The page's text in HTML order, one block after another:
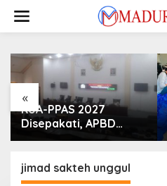
konten
«
KUA-PPAS 2027
Disepakati, APBD
Sampang Defisit Rp
jimad sakteh unggul